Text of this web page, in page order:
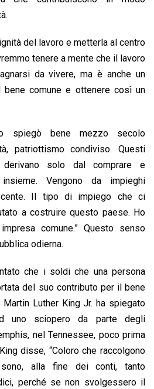
del lavoro e metterla al centro
tenere a mente che il lavoro
da vivere, ma è anche un
comune e ottenere così un
spiegò bene mezzo secolo
patriottismo condiviso. Questi
solo dal comprare e
Vengono da impieghi
Il tipo di impiego che ci
a costruire questo paese. Ho
comune.” Questo senso
odierna.
che i soldi che una persona
del suo contributo per il bene
Luther King Jr. ha spiegato
uno sciopero da parte degli
nel Tennessee, poco prima
disse, “Coloro che raccolgono
alla fine dei conti, tanto
perché se non svolgessero il